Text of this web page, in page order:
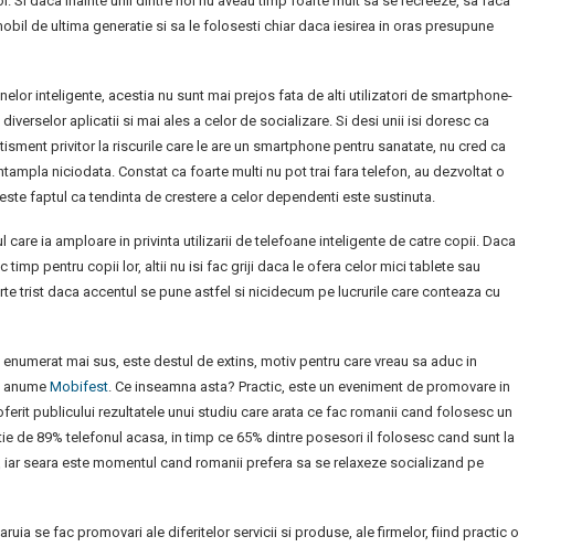
de ultima generatie si sa le folosesti chiar daca iesirea in oras presupune
inteligente, acestia nu sunt mai prejos fata de alti utilizatori de smartphone-
aplicatii si mai ales a celor de socializare. Si desi unii isi doresc ca
privitor la riscurile care le are un smartphone pentru sanatate, nu cred ca
niciodata. Constat ca foarte multi nu pot trai fara telefon, au dezvoltat o
faptul ca tendinta de crestere a celor dependenti este sustinuta.
care ia amploare in privinta utilizarii de telefoane inteligente de catre copii. Daca
timp pentru copii lor, altii nu isi fac griji daca le ofera celor mici tablete sau
trist daca accentul se pune astfel si nicidecum pe lucrurile care conteaza cu
mai sus, este destul de extins, motiv pentru care vreau sa aduc in
Mobifest . Ce inseamna asta? Practic, este un eveniment de promovare in
publicului rezultatele unui studiu care arata ce fac romanii cand folosesc un
de 89% telefonul acasa, in timp ce 65% dintre posesori il folosesc cand sunt la
seara este momentul cand romanii prefera sa se relaxeze socializand pe
se fac promovari ale diferitelor servicii si produse, ale firmelor, fiind practic o